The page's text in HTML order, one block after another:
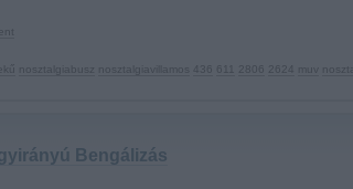
nosztalgiabusz nosztalgiavillamos
Bengálizás